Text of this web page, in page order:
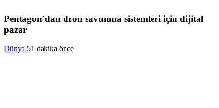
Pentagon’dan dron savunma sistemleri için dijital
pazar
Dünya 51 dakika önce